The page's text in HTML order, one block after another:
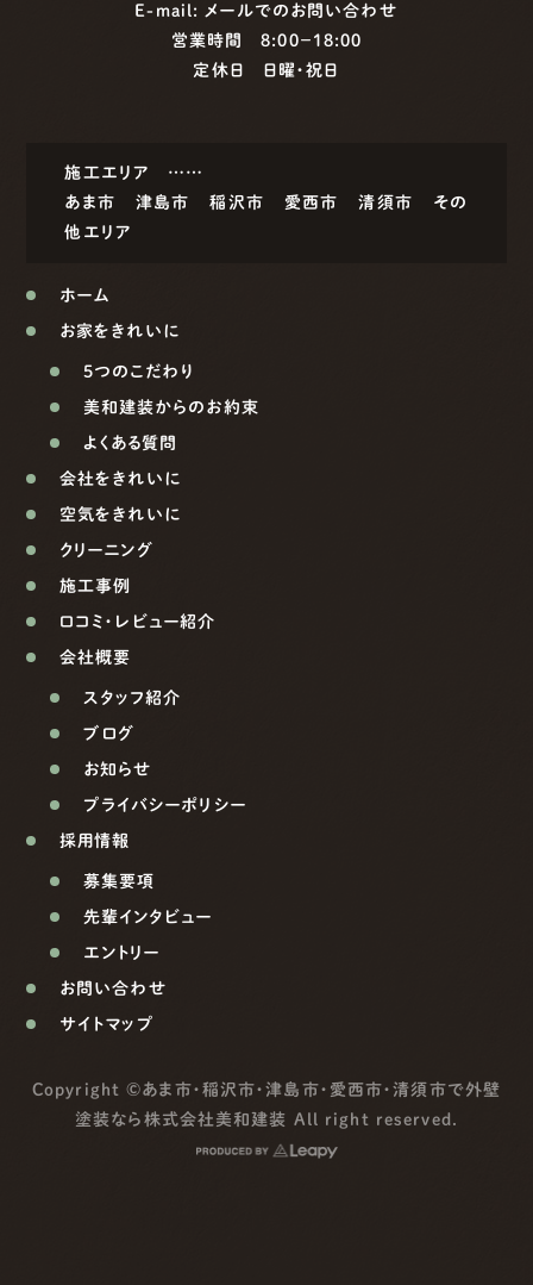
E-mail: メールでのお問い合わせ
営業時間 8:00−18:00
定休日 日曜・祝日
施工エリア ……
あま市
津島市 稲沢市 愛西市 清須市
その
他エリア
ホーム
お家をきれいに
5つのこだわり
美和建装からのお約束
よくある質問
会社をきれいに
空気をきれいに
クリーニング
施工事例
口コミ・レビュー紹介
会社概要
スタッフ紹介
ブログ
お知らせ
プライバシーポリシー
採用情報
募集要項
先輩インタビュー
エントリー
お問い合わせ
サイトマップ
Copyright ©あま市・稲沢市・津島市・愛西市・清須市で外壁
塗装なら株式会社美和建装 All right reserved.